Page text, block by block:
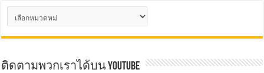
Category
ติดตามพวกเราได้บน YOUTUBE